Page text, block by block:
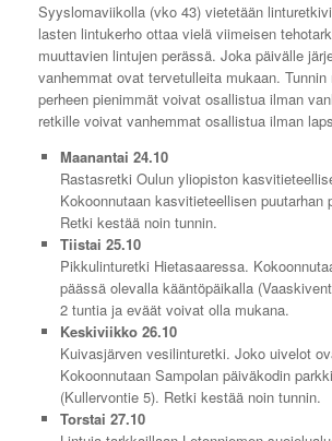
Syyslomaviikolla (vko 43) vietetään
lasten lintukerho ottaa vielä viimeisen
muuttavien lintujen perässä. Joka päivälle
vanhemmat ovat tervetulleita mukaan.
perheen pienimmät voivat osallistua ilman
retkille voivat vanhemmat osallistua ilman
Maanantai 24.10
Rastasretki Oulun yliopiston
Kokoonnutaan kasvitieteellisen puutarhan
Retki kestää noin tunnin.
Tiistai 25.10
Pikkulinturetki Hietasaaressa.
päässä olevalla kääntöpäikalla
2 tuntia ja eväät voivat olla mukana.
Keskiviikko 26.10
Kuivasjärven vesilinturetki. Joko uivelot
Kokoonnutaan Sampolan päiväkodin
(Kullervontie 5). Retki kestää noin tunnin.
Torstai 27.10